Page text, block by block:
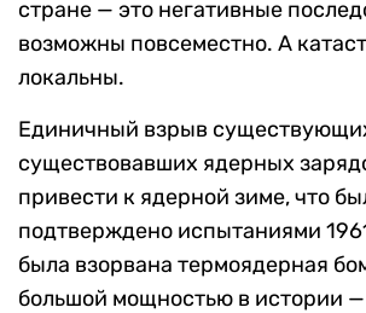
стране — это негативные
возможны повсеместно. А
локальны.
Единичный взрыв
существовавших ядерных
привести к ядерной зиме, что
подтверждено испытаниями
была взорвана термоядерная
большой мощностью в истории